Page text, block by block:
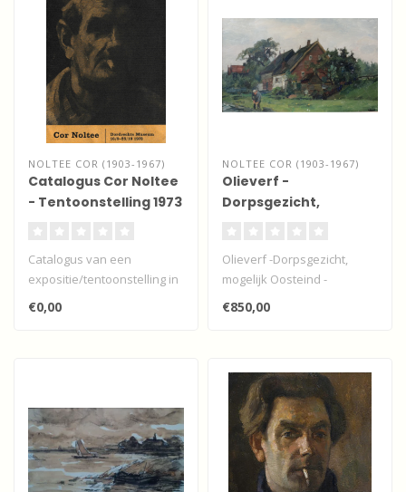
NOLTEE COR (1903-1967)
Catalogus Cor Noltee
- Tentoonstelling 1973
Catalogus van een
expositie/tentoonstelling in
het Dordrechts Museum 16
septembe..
€0,00
NOLTEE COR (1903-1967)
Olieverf -
Dorpsgezicht,
Olieverf -Dorpsgezicht,
mogelijk Oosteind -
Papendrecht
€850,00